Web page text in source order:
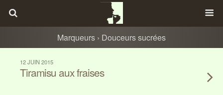
Marqueurs › Douceurs sucrées
12 JUIN 2015
Tiramisu aux fraises